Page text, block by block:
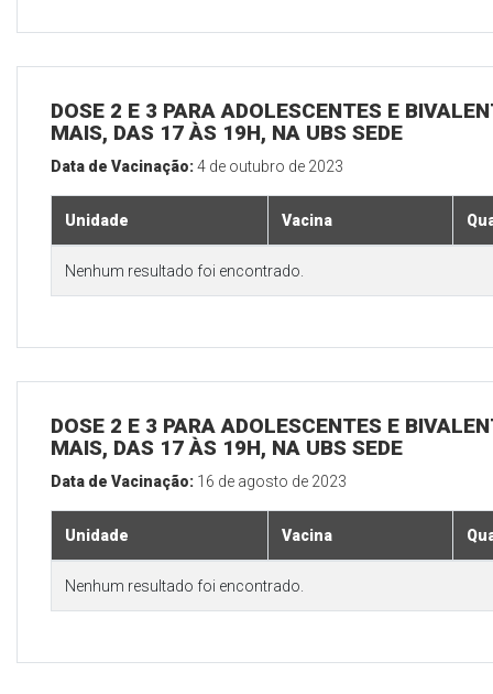
DOSE 2 E 3 PARA ADOLESCENTES E
MAIS, DAS 17 ÀS 19H, NA UBS SEDE
Data de Vacinação:4 de outubro de 2023
Unidade Vacina
Nenhum resultado foi encontrado.
DOSE 2 E 3 PARA ADOLESCENTES E
MAIS, DAS 17 ÀS 19H, NA UBS SEDE
Data de Vacinação: 16 de agosto de 2023
Unidade Vacina
Nenhum resultado foi encontrado.